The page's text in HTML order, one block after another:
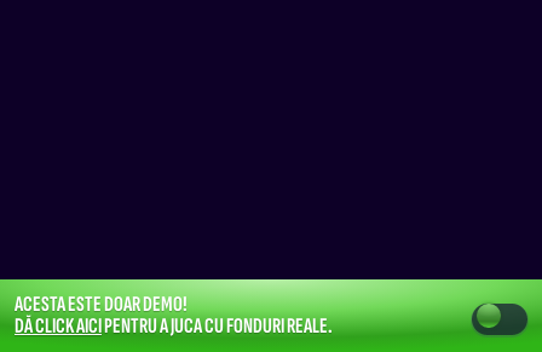
ACESTA ESTE DOAR DEMO!
DĂ CLICK AICIPENTRU A JUCA CU FONDURI REALE.